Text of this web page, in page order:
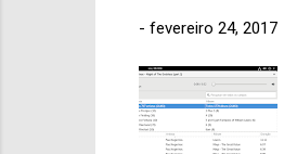
- fevereiro 24, 2017